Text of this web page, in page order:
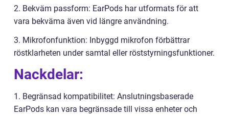
2. Bekväm passform: EarPods har utformats för att
vara bekväma även vid längre användning.
3. Mikrofonfunktion: Inbyggd mikrofon förbättrar
röstklarheten under samtal eller röststyrningsfunktioner.
Nackdelar:
1. Begränsad kompatibilitet: Anslutningsbaserade
EarPods kan vara begränsade till vissa enheter och